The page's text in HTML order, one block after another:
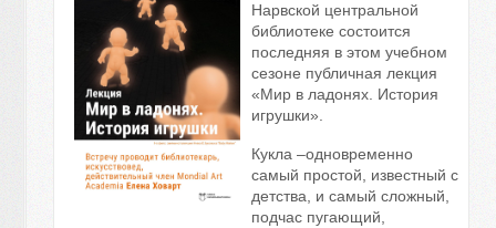
Нарвской центральной
библиотеке состоится
последняя в этом учебном
сезоне публичная лекция
«Мир в ладонях. История
игрушки».
Кукла –одновременно
самый простой, известный с
детства, и самый сложный,
подчас пугающий,